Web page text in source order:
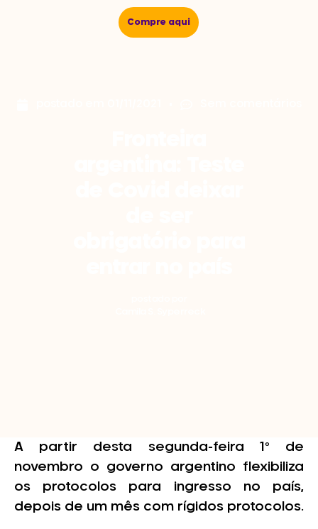
Compre aqui
A partir desta segunda-feira 1º de
novembro o governo argentino flexibiliza
os protocolos para ingresso no país,
depois de um mês com rígidos protocolos.